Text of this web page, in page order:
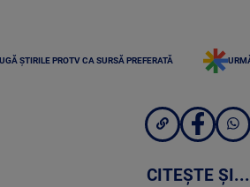
ȘTIRILE PROTV CA SURSĂ PREFERATĂ
CITEȘTE ȘI...